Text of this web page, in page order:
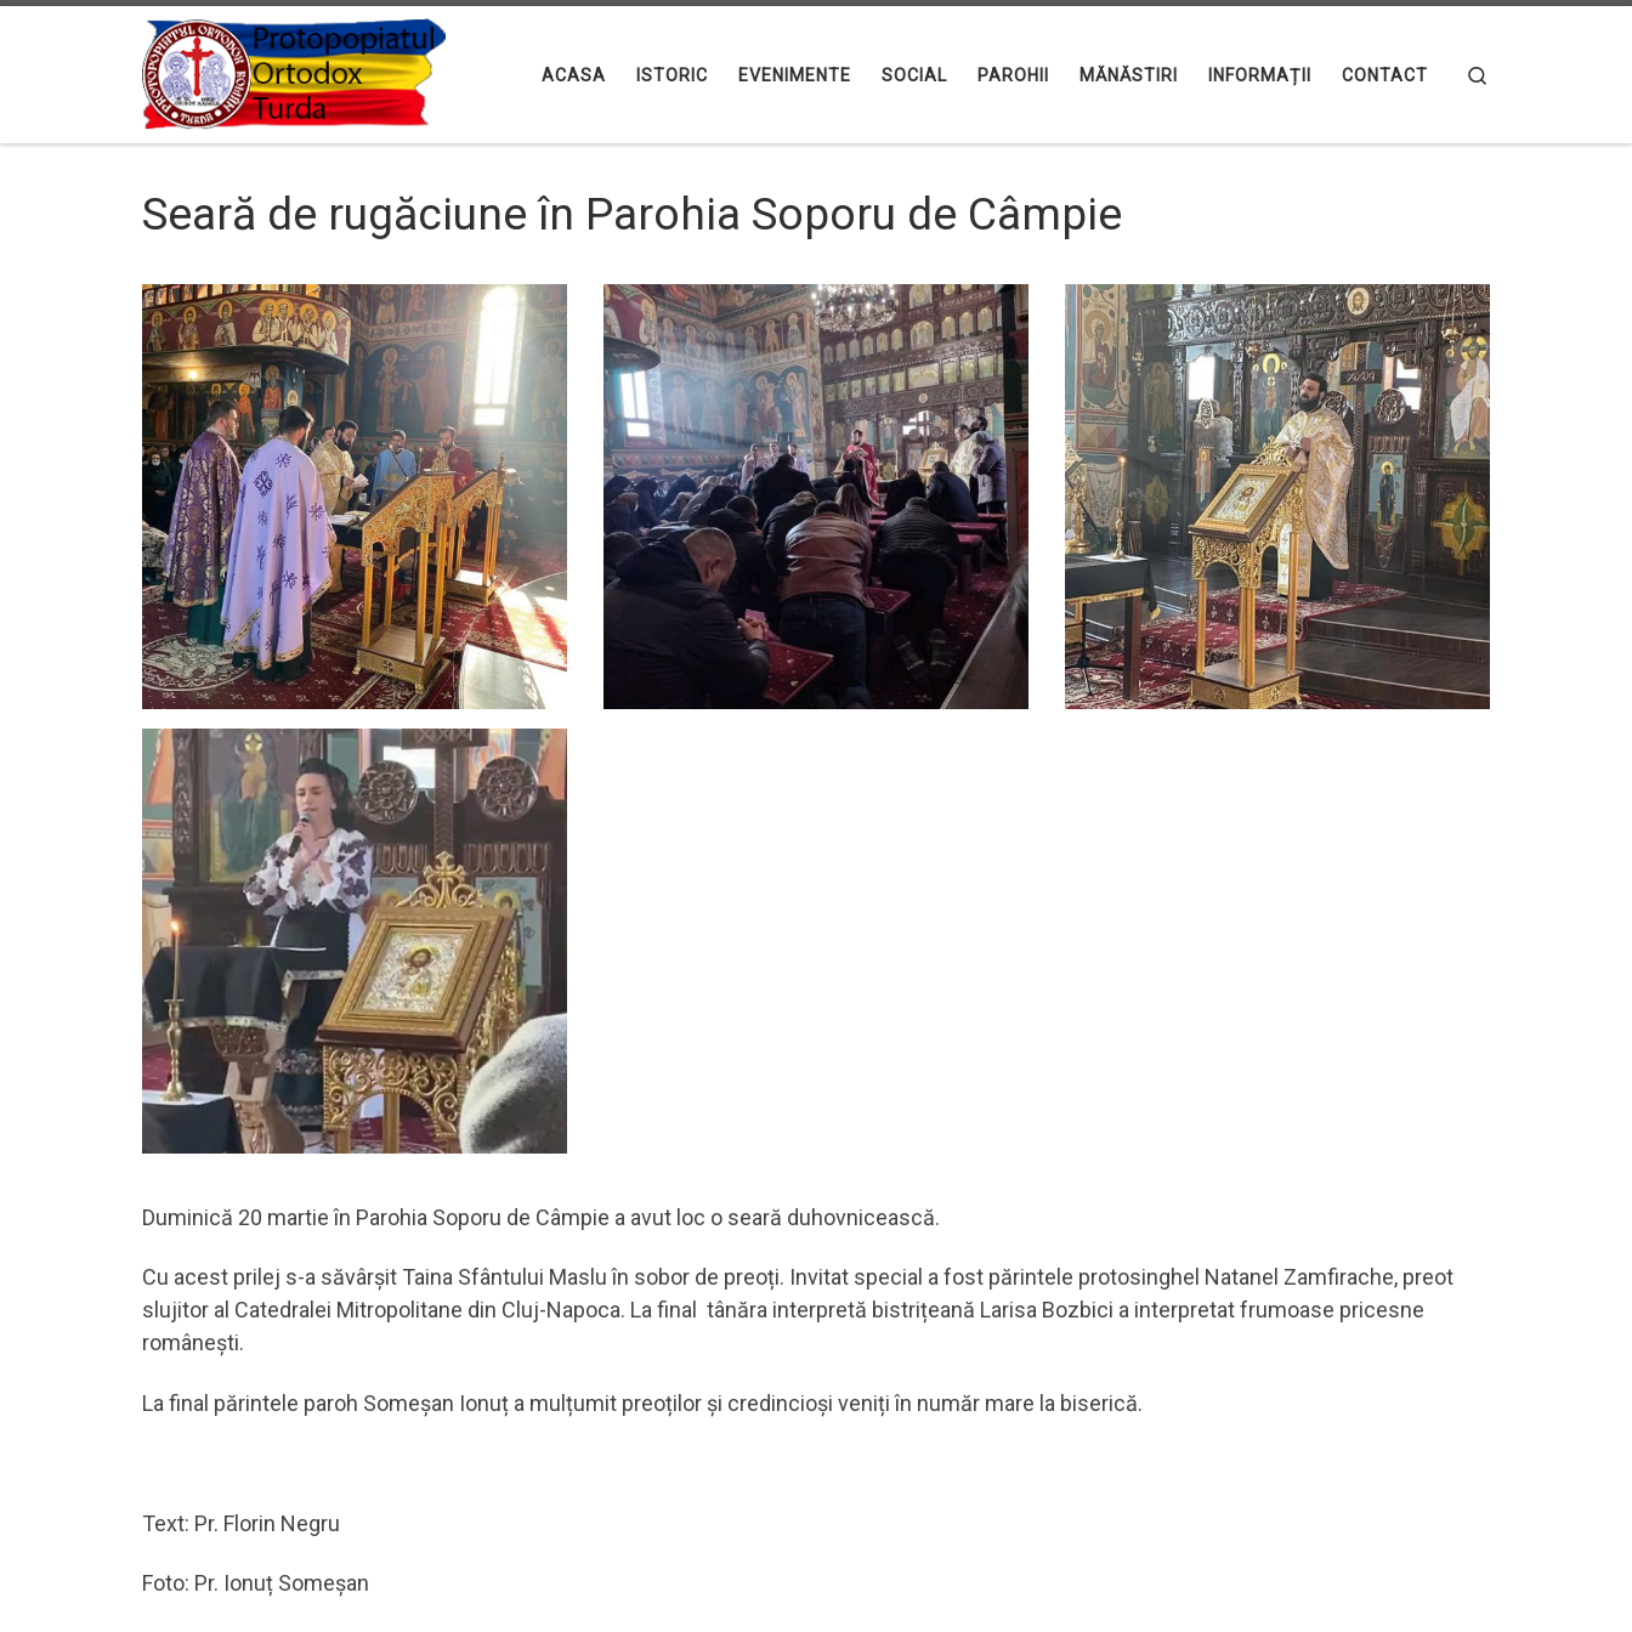
ACASA ISTORIC EVENIMENTE SOCIAL PAROHII MĂNĂSTIRI INFORMAȚII CONTACT
Seară de rugăciune în Parohia Soporu de Câmpie
Duminică 20 martie în Parohia Soporu de Câmpie a avut loc o seară duhovnicească.
Cu acest prilej s-a săvârșit Taina Sfântului Maslu în sobor de preoți. Invitat special a fost părintele protosinghel Natanel Zamfirache, preot
slujitor al Catedralei Mitropolitane din Cluj-Napoca. La final tânăra interpretă bistrițeană Larisa Bozbici a interpretat frumoase pricesne
românești.
La final părintele paroh Someșan Ionuț a mulțumit preoților și credincioși veniți în număr mare la biserică.
Text: Pr. Florin Negru
Foto: Pr. Ionuț Someșan